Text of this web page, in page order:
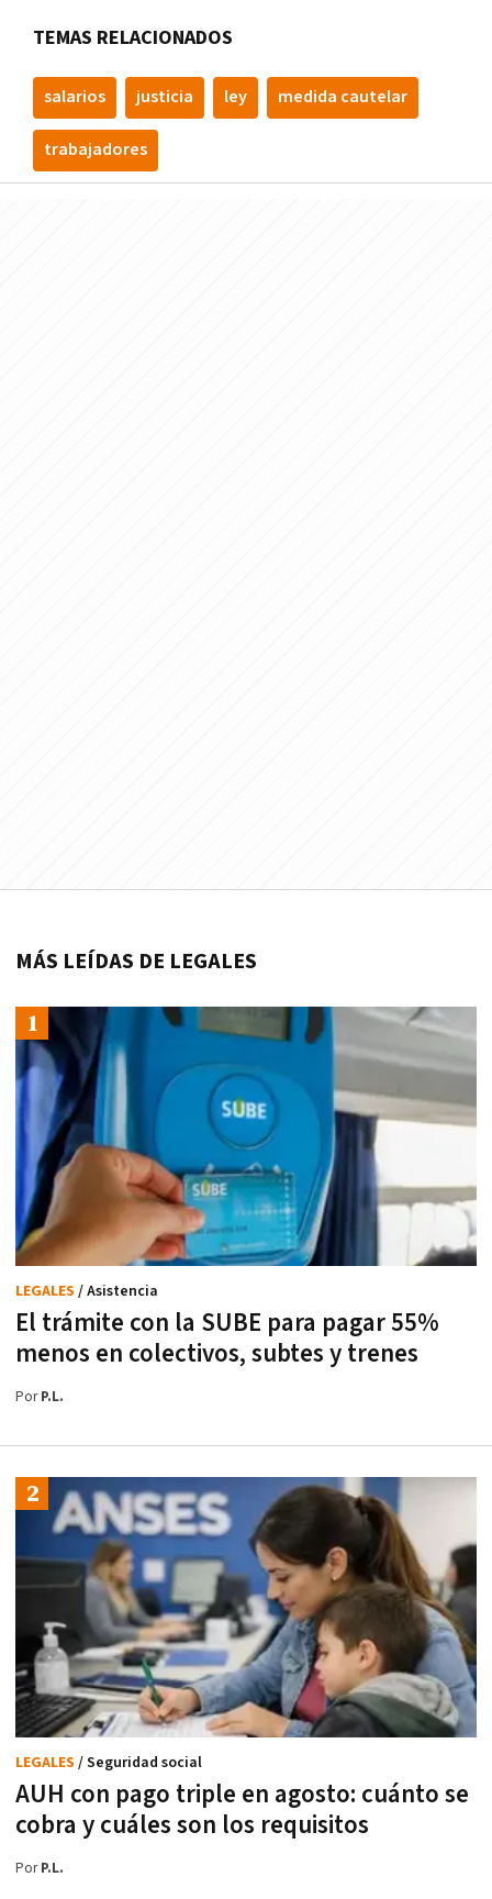
TEMAS RELACIONADOS
salarios justicia ley medida cautelar
trabajadores
MÁS LEÍDAS DE LEGALES
El trámite con la SUBE para pagar 55%
menos en colectivos, subtes y trenes
LEGALES / Asistencia
PorP.L.
AUH con pago triple en agosto: cuánto se
cobra y cuáles son los requisitos
LEGALES / Seguridad social
PorP.L.